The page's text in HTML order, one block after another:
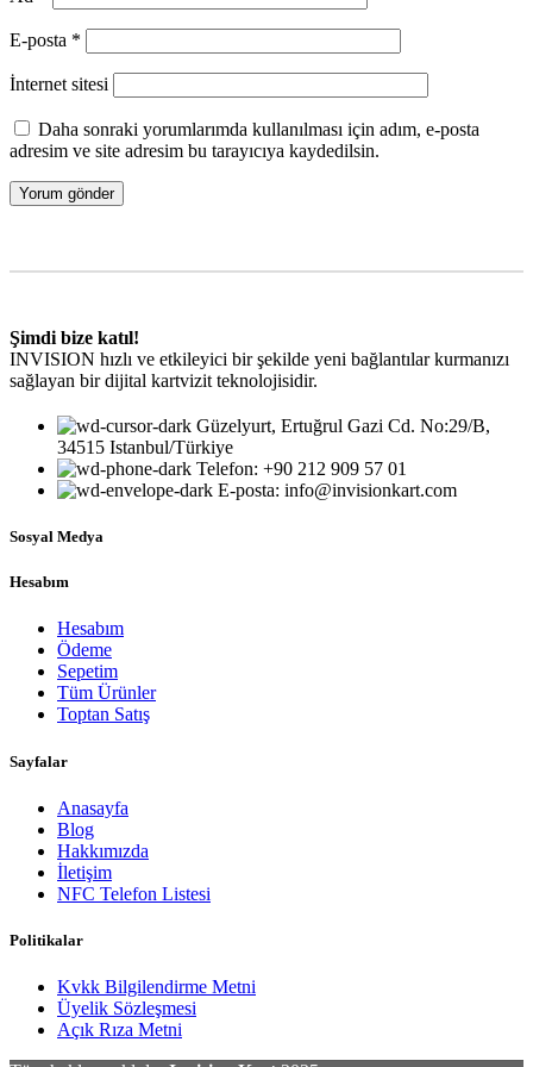
E-posta *
İnternet sitesi
Daha sonraki yorumlarımda kullanılması için adım, e-posta
adresim ve site adresim bu tarayıcıya kaydedilsin.
Şimdi bize katıl!
INVISION hızlı ve etkileyici bir şekilde yeni bağlantılar kurmanızı
sağlayan bir dijital kartvizit teknolojisidir.
Güzelyurt, Ertuğrul Gazi Cd. No:29/B,
34515 Istanbul/Türkiye
Telefon: +90 212 909 57 01
E-posta: info@invisionkart.com
Sosyal Medya
Hesabım
Hesabım
Ödeme
Sepetim
Tüm Ürünler
Toptan Satış
Sayfalar
Anasayfa
Blog
Hakkımızda
İletişim
NFC Telefon Listesi
Politikalar
Kvkk Bilgilendirme Metni
Üyelik Sözleşmesi
Açık Rıza Metni